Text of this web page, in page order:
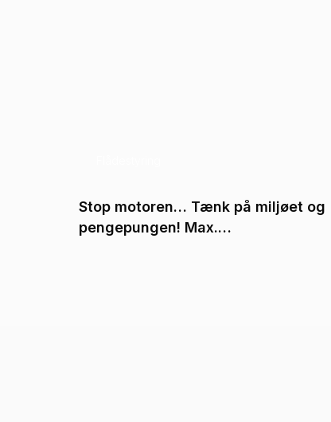
Stop motoren… Tænk på miljøet og
pengepungen! Max.…